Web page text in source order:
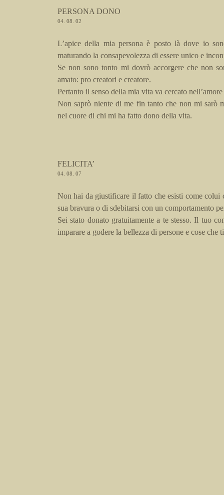
PERSONA DONO
04. 08. 02
L’apice della mia persona è posto là dove io
maturando la consapevolezza di essere unico e
Se non sono tonto mi dovrò accorgere che non
amato: pro creatori e creatore.
Pertanto il senso della mia vita va cercato
Non saprò niente di me fin tanto che non mi sarò
nel cuore di chi mi ha fatto dono della vita.
FELICITA’
04. 08. 07
Non hai da giustificare il fatto che esisti come colui
sua bravura o di sdebitarsi con un comportamento
Sei stato donato gratuitamente a te stesso. Il tuo
imparare a godere la bellezza di persone e cose che